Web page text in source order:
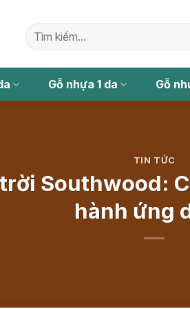
Tìm
kiếm:
Gỗ nhựa 1 da Gỗ
TIN TỨC
Southwood:
hành ứng